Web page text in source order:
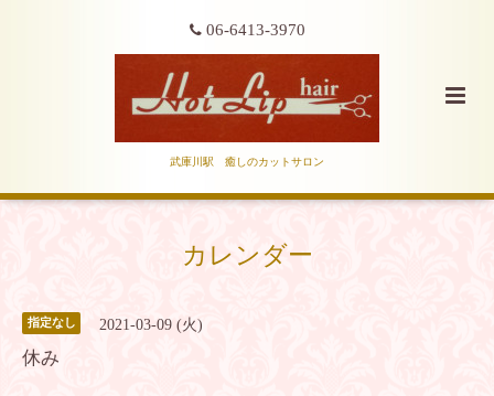
06-6413-3970
武庫川駅 癒しのカットサロン
カレンダー
指定なし 2021-03-09 (火)
休み